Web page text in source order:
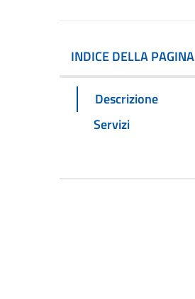
INDICE DELLA PAGINA
Descrizione
Servizi